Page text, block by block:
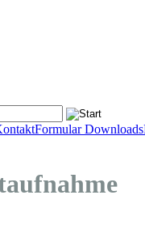
Formular Downloads